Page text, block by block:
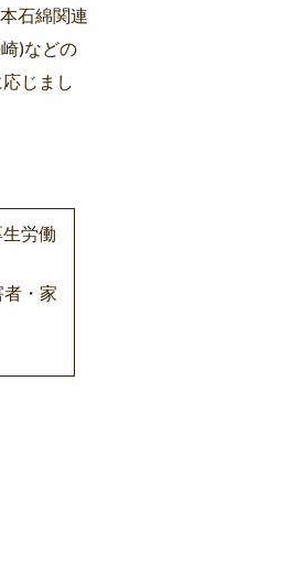
石綿関連
)などの
じまし
労働
・家